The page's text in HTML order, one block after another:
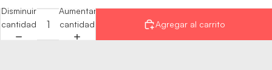
Disminuir
cantidad
Aumentar
cantidad
Agregar al carrito